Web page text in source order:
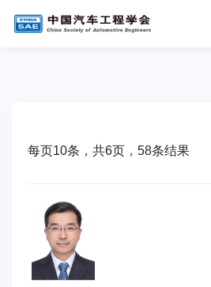
每页10条，共6页，58条结果